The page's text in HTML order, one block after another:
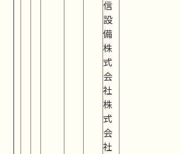
信
設
備
株
式
会
社
株
式
会
社